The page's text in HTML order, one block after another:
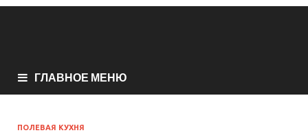
ГЛАВНОЕ МЕНЮ
ПОЛЕВАЯ КУХНЯ